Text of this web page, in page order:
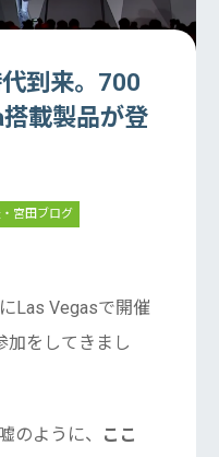
到来。700
載製品が登
宮田ブログ
Las Vegasで開催
加をしてきまし
のように、
ここ